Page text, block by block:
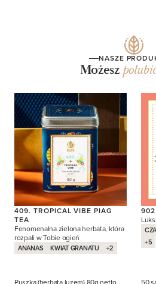
NASZE
Możeszpolubić
409. TROPICAL VIBE PIAG
TEA
Fenomenalna zielona herbata, która
rozpali w Tobie ogień
ANANAS KWIAT GRANATU +2
Puszka (herbata luzem)80g netto
+5
50